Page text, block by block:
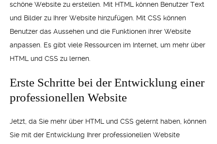
schöne Website zu erstellen. Mit HTML können Benutzer Text
und Bilder zu Ihrer Website hinzufügen. Mit CSS können
Benutzer das Aussehen und die Funktionen ihrer Website
anpassen. Es gibt viele Ressourcen im Internet, um mehr über
HTML und CSS zu lernen.
Erste Schritte bei der Entwicklung einer
professionellen Website
Jetzt, da Sie mehr über HTML und CSS gelernt haben, können
Sie mit der Entwicklung Ihrer professionellen Website